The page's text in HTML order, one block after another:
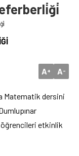
A+ A-
Matematik dersini
etkinlik